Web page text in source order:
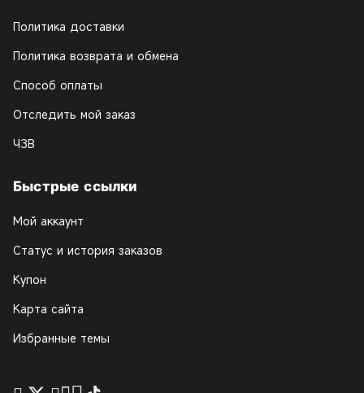
Политика доставки
Политика возврата и обмена
Способ оплаты
Отследить мой заказ
ЧЗВ
Быстрые ссылки
Мой аккаунт
Статус и история заказов
Купон
Карта сайта
Избранные темы